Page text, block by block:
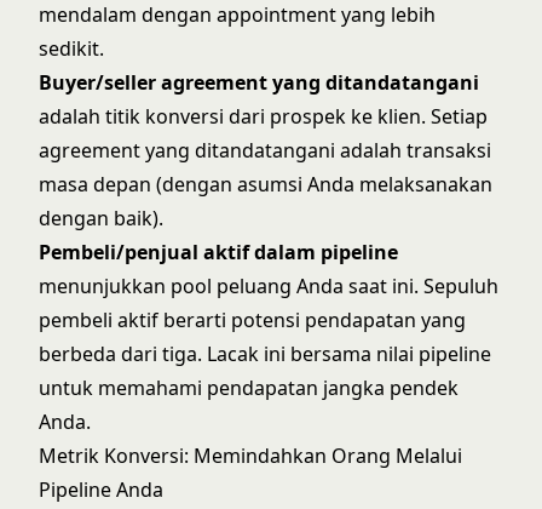
mendalam dengan appointment yang lebih
sedikit.
Buyer/seller agreement yang ditandatangani
adalah titik konversi dari prospek ke klien. Setiap
agreement yang ditandatangani adalah transaksi
masa depan (dengan asumsi Anda melaksanakan
dengan baik).
Pembeli/penjual aktif dalam pipeline
menunjukkan pool peluang Anda saat ini. Sepuluh
pembeli aktif berarti potensi pendapatan yang
berbeda dari tiga. Lacak ini bersama nilai pipeline
untuk memahami pendapatan jangka pendek
Anda.
Metrik Konversi: Memindahkan Orang Melalui
Pipeline Anda